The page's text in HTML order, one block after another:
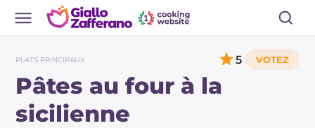
PLATS PRINCIPAUX
Pâtes au four à la
sicilienne
5